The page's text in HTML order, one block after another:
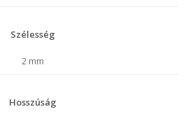
Szélesség
2 mm
Hosszúság